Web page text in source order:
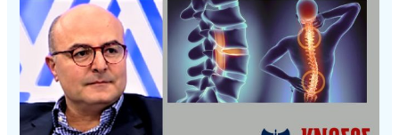
και
Πρόληψη
–
Συνέντευξη
του
Ορθοπεδικού